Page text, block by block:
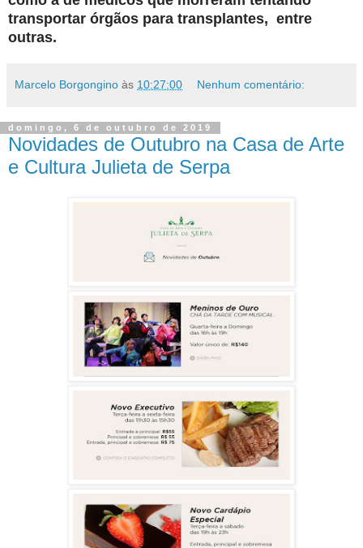
transportar órgãos para transplantes, entre
outras.
Marcelo Borgongino às 10:27:00 Nenhum comentário:
domingo, 6 de outubro de 2019
Novidades de Outubro na Casa de Arte
e Cultura Julieta de Serpa